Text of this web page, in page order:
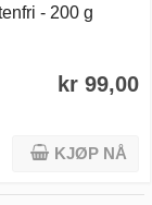
- 200 g
kr 99,00
KJØP NÅ